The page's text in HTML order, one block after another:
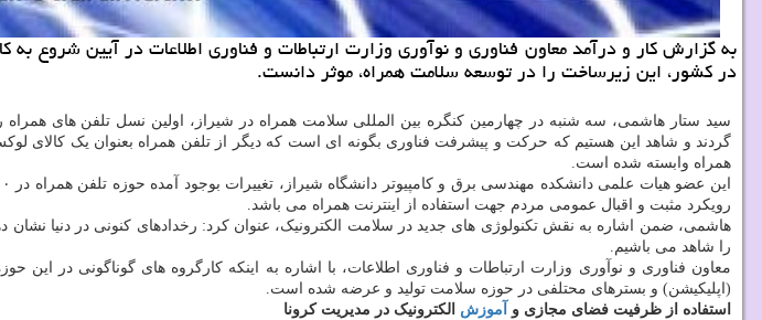
در کشور، این زیرساخت را در توسعه سلامت همراه، موثر دانست.
گردند و شاهد این هستیم که حرکت و پیشرفت فناوری بگونه ای است که دیگر از تلفن همراه بعنوان یک کالای
همراه وابسته شده است.
رویکرد مثبت و اقبال عمومی مردم جهت استفاده از اینترنت همراه می باشد.
هاشمی، ضمن اشاره به نقش تکنولوژی های جدید در سلامت الکترونیک، عنوان کرد: رخدادهای کنونی در
را شاهد می باشیم.
معاون فناوری و نوآوری وزارت ارتباطات و فناوری اطلاعات، با اشاره به اینکه کارگروه های گوناگونی در
(اپلیکیشن) و بسترهای محتلفی در حوزه سلامت تولید و عرضه شده است.
استفاده از ظرفیت فضای مجازی و
آموزش الکترونیک در مدیریت کرونا